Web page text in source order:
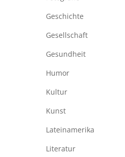
Geschichte
Gesellschaft
Gesundheit
Humor
Kultur
Kunst
Lateinamerika
Literatur